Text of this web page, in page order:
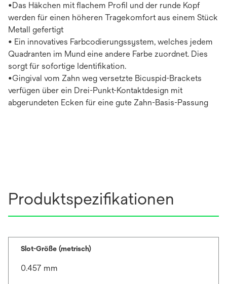
•Das Häkchen mit flachem Profil und der runde Kopf
werden für einen höheren Tragekomfort aus einem Stück
Metall gefertigt
• Ein innovatives Farbcodierungssystem, welches jedem
Quadranten im Mund eine andere Farbe zuordnet. Dies
sorgt für sofortige Identifikation.
•Gingival vom Zahn weg versetzte Bicuspid-Brackets
verfügen über ein Drei-Punkt-Kontaktdesign mit
abgerundeten Ecken für eine gute Zahn-Basis-Passung
Produktspezifikationen
Slot-Größe (metrisch)
0.457 mm